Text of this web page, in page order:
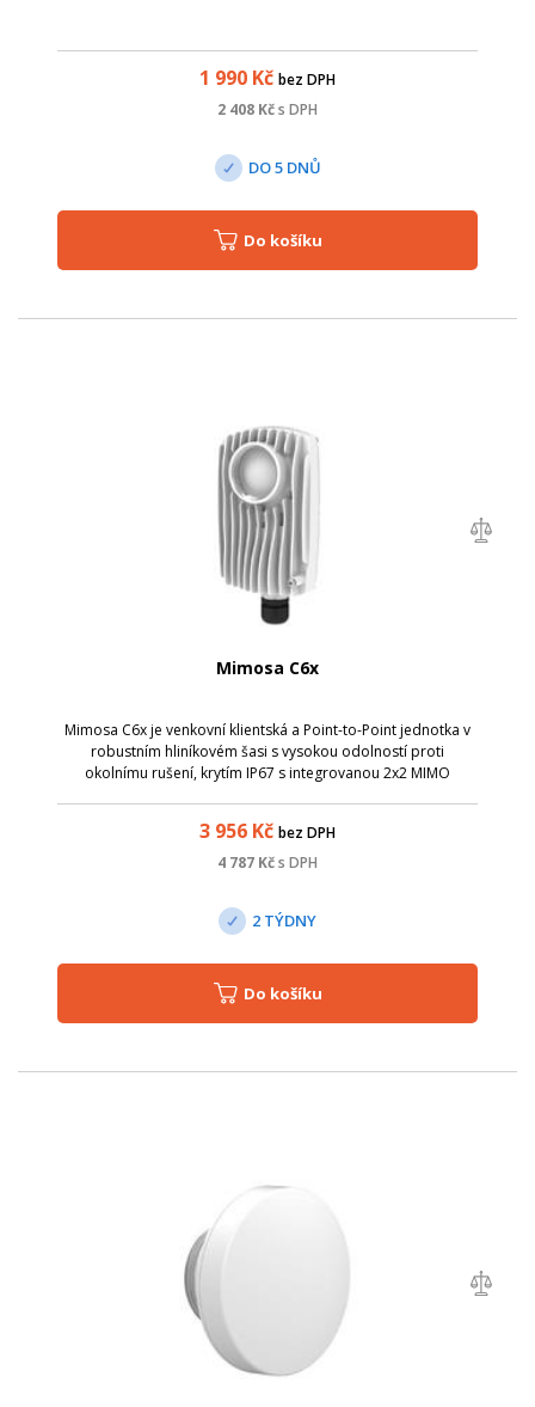
1 990 Kč bez DPH
2 408 Kčs DPH
DO 5 DNŮ
Do košíku
Mimosa C6x
Mimosa C6x je venkovní klientská a Point-to-Point jednotka v
robustním hliníkovém šasi s vysokou odolností proti
okolnímu rušení, krytím IP67 s integrovanou 2x2 MIMO
3 956 Kč bez DPH
4 787 Kčs DPH
2 TÝDNY
Do košíku